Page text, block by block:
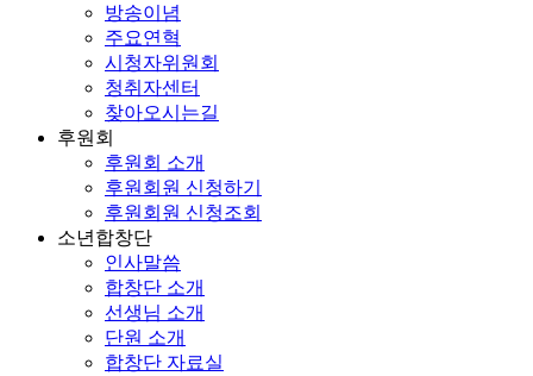
방송이념
주요연혁
시청자위원회
청취자센터
찾아오시는길
후원회
후원회 소개
후원회원 신청하기
후원회원 신청조회
소년합창단
인사말씀
합창단 소개
선생님 소개
단원 소개
합창단 자료실